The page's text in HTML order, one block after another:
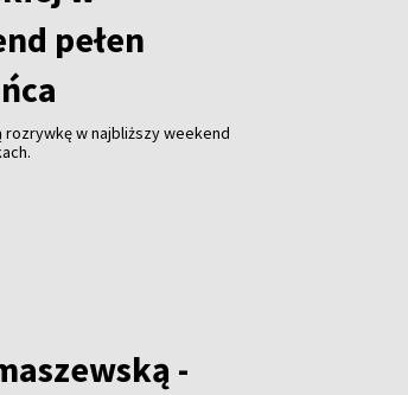
pełen
rozrywkę w najbliższy weekend
-